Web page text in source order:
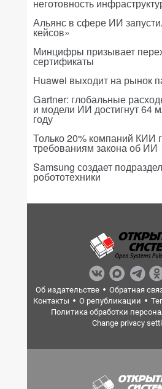
неготовность
Альянс в сфере ИИ
кейсов»
Минцифры призывает
сертификаты
Huawei выходит на рынок
Gartner: глобальные
и модели ИИ достигнут 64
году
Только 20% компаний КИИ
требованиям закона об ИИ
Samsung создает
робототехники
Об издательстве Обратная
Контакты
О републикации
Политика обработки
Change privacy